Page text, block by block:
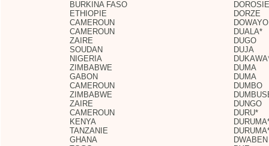
BURKINA FASO
DOROSIE
ETHIOPIE
DORZE
CAMEROUN
DOWAYO
CAMEROUN
DUALA*
ZAIRE
DUGO
SOUDAN
DUJA
NIGERIA
ZIMBABWE
DUMA
GABON
DUMA
CAMEROUN
DUMBO
ZIMBABWE
ZAIRE
DUNGO
CAMEROUN
DURU*
KENYA
TANZANIE
GHANA
DWABEN